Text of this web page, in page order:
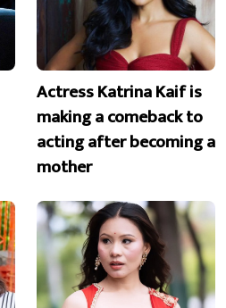
Actress Katrina Kaif is
making a comeback to
acting after becoming a
mother